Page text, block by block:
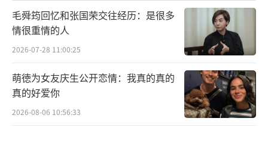
毛舜筠回忆和张国荣交往经历：是很多
情很重情的人
2026-07-28 11:00:25
萌徳为女友庆生公开恋情：我真的真的
真的好爱你
2026-08-06 10:56:33